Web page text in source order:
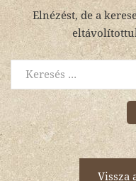
Elnézést, de a
Vissza